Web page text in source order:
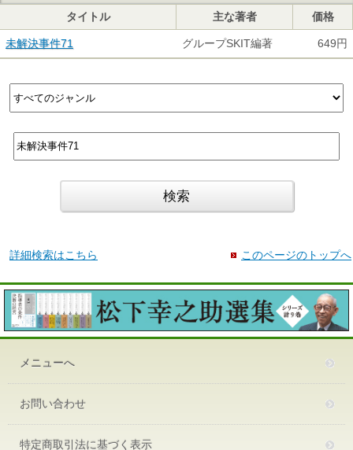
タイトル 主な著者 価格
未解決事件71 グループSKIT編著 649円
詳細検索はこちら このページのトップへ
メニューへ
お問い合わせ
特定商取引法に基づく表示